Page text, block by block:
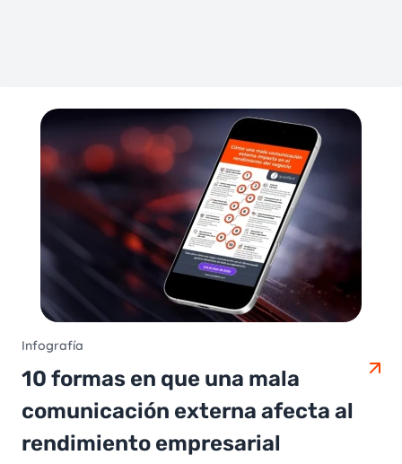
Infografía
10 formas en que una mala
comunicación externa afecta al
rendimiento empresarial